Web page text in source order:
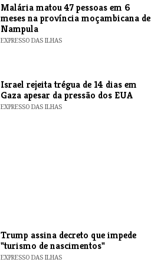
​Malária matou 47 pessoas em 6
meses na província moçambicana de
Nampula
EXPRESSO DAS ILHAS
​Israel rejeita trégua de 14 dias em
Gaza apesar da pressão dos EUA
EXPRESSO DAS ILHAS
Trump assina decreto que impede
"turismo de nascimentos"
EXPRESSO DAS ILHAS